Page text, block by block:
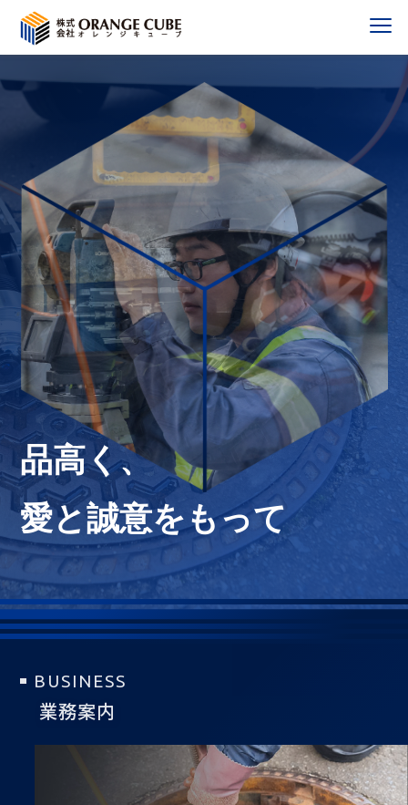
品高く、
愛と誠意をもって
BUSINESS
業務案内